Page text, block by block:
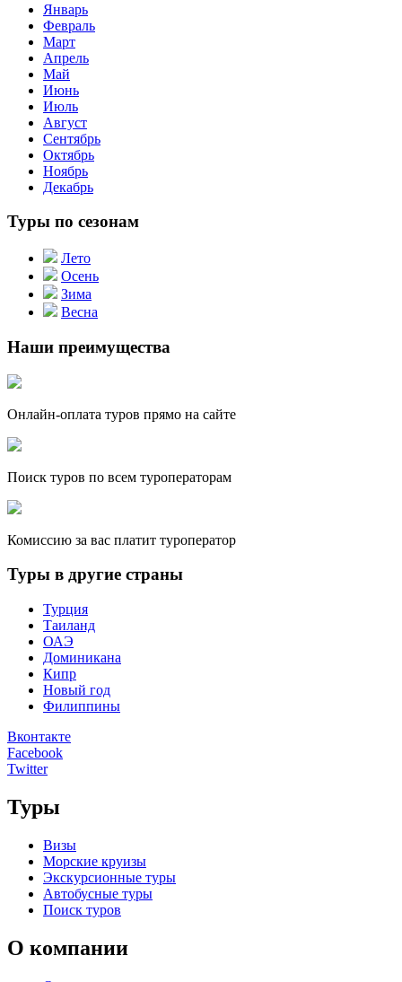
Январь
Февраль
Март
Апрель
Май
Июнь
Июль
Август
Сентябрь
Октябрь
Ноябрь
Декабрь
Туры по сезонам
Лето
Осень
Зима
Весна
Наши преимущества
Онлайн-оплата туров прямо на сайте
Поиск туров по всем туроператорам
Комиссию за вас платит туроператор
Туры в другие страны
Турция
Таиланд
ОАЭ
Доминикана
Кипр
Новый год
Филиппины
Вконтакте
Facebook
Twitter
Туры
Визы
Морские круизы
Экскурсионные туры
Автобусные туры
Поиск туров
О компании